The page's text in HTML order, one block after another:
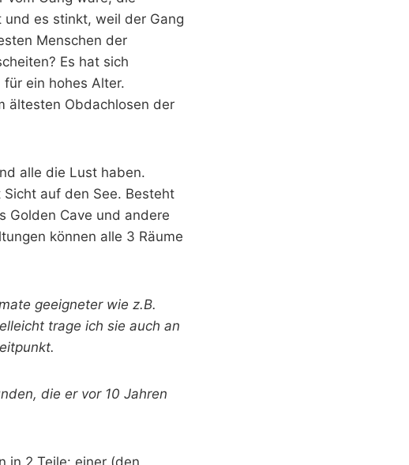
es stinkt, weil der Gang
Menschen der
Es hat sich
ein hohes Alter.
ältesten Obdachlosen der
alle die Lust haben.
auf den See. Besteht
Golden Cave und andere
können alle 3 Räume
geeigneter wie z.B.
trage ich sie auch an
die er vor 10 Jahren
in 2 Teile: einer (den